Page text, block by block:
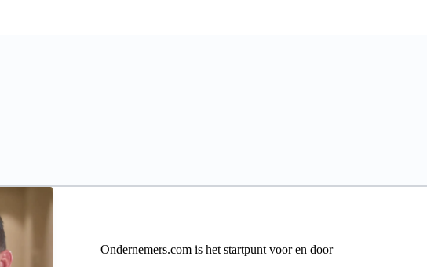
Ondernemers.com is het startpunt voor en door